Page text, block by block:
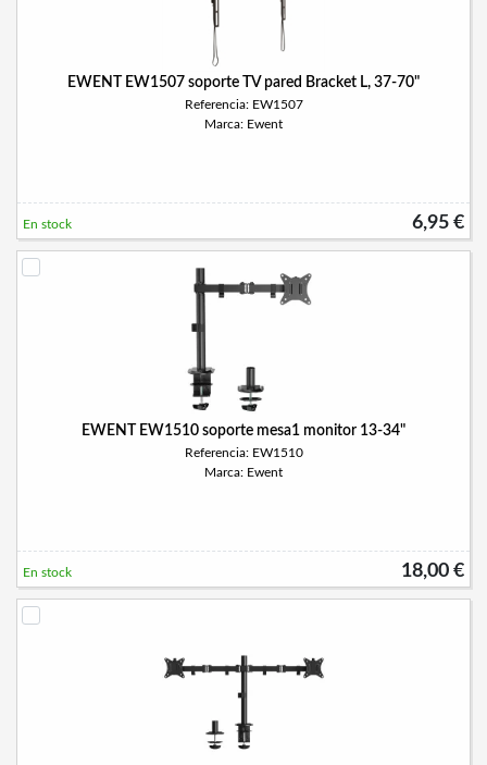
EWENT EW1507 soporte TV pared Bracket L, 37-70"
Referencia: EW1507
Marca: Ewent
6,95 €
En stock
EWENT EW1510 soporte mesa1 monitor 13-34"
Referencia: EW1510
Marca: Ewent
18,00 €
En stock